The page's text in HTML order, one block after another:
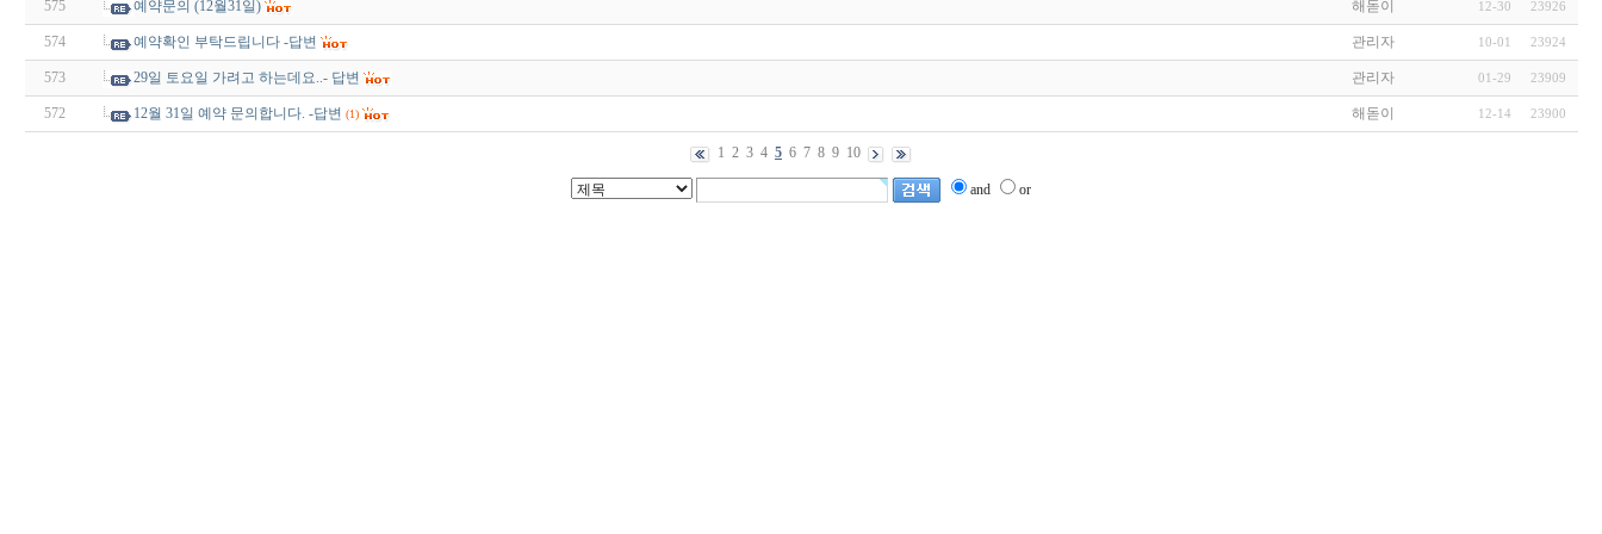
575 예약문의 (12월31일) 해돋이 12-30 23926
574 예약확인 부탁드립니다 -답변 관리자 10-01 23924
573 29일 토요일 가려고 하는데요..- 답변 관리자 01-29 23909
572 12월 31일 예약 문의합니다. -답변 (1) 해돋이 12-14 23900
1 2 3 4 5 6 7 8 9 10
and or